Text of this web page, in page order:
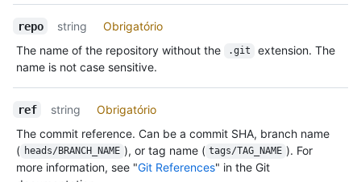
repo string
Obrigatório
The name of the repository without the
.git
extension. The
name is not case sensitive.
ref string
Obrigatório
The commit reference. Can be a commit SHA, branch name
( heads/BRANCH_NAME ), or tag name ( tags/TAG_NAME ). For
more information, see "Git References" in the Git